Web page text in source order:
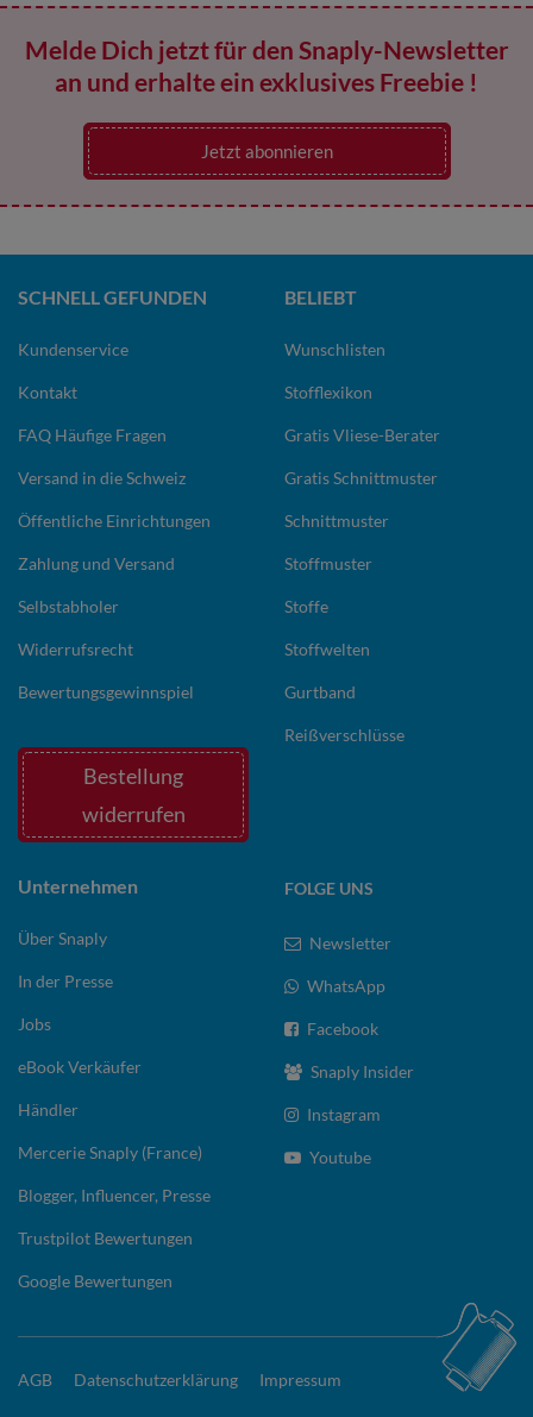
Melde Dich jetzt für den Snaply-Newsletter
an und erhalte ein exklusives Freebie !
Jetzt abonnieren
SCHNELL GEFUNDEN
Kundenservice
Kontakt
FAQ Häufige Fragen
Versand in die Schweiz
Öffentliche Einrichtungen
Zahlung und Versand
Selbstabholer
Widerrufsrecht
Bewertungsgewinnspiel
Bestellung
widerrufen
BELIEBT
Wunschlisten
Stofflexikon
Gratis Vliese-Berater
Gratis Schnittmuster
Schnittmuster
Stoffmuster
Stoffe
Stoffwelten
Gurtband
Reißverschlüsse
Unternehmen
Über Snaply
In der Presse
Jobs
eBook Verkäufer
Händler
Mercerie Snaply (France)
Blogger, Influencer, Presse
Trustpilot Bewertungen
Google Bewertungen
FOLGE UNS
Newsletter
WhatsApp
Facebook
Snaply Insider
Instagram
Youtube
AGB Datenschutzerklärung Impressum